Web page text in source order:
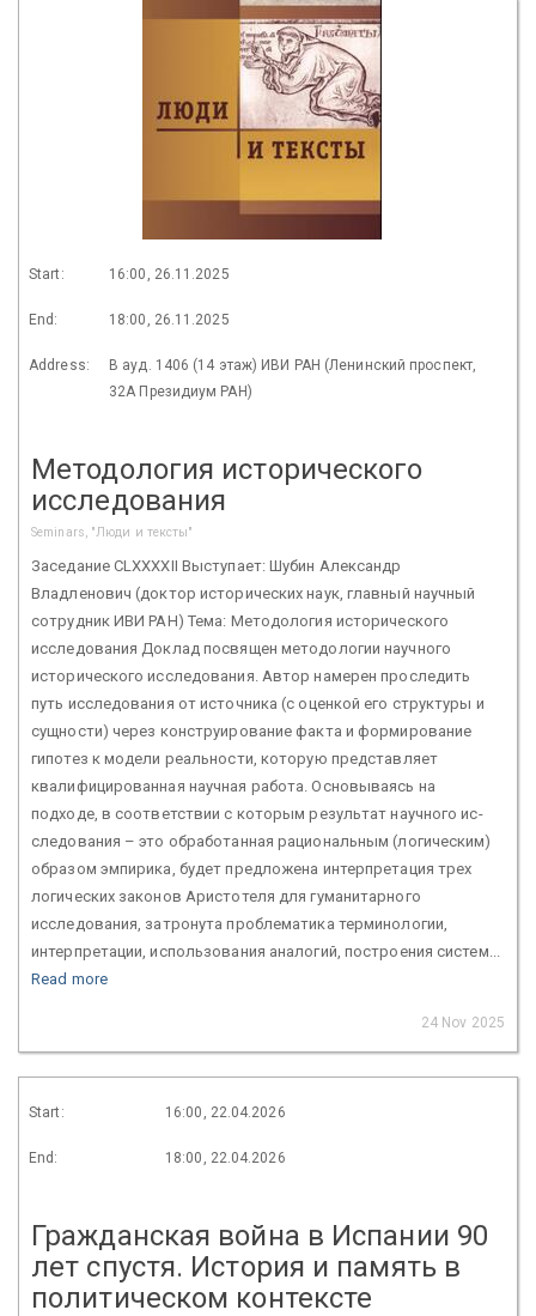
Start: 16:00, 26.11.2025
End: 18:00, 26.11.2025
Address:
В ауд. 1406 (14 этаж) ИВИ РАН (Ленинский проспект,
32А Президиум РАН)
Методология исторического
исследования
Seminars, "Люди и тексты"
Заседание CLXXXХII Выступает: Шубин Александр
Владленович (доктор исторических наук, главный научный
сотрудник ИВИ РАН) Тема: Методология исторического
исследования Доклад посвящен методологии научного
исторического исследования. Автор намерен проследить
путь исследования от источника (с оценкой его структуры и
сущности) через конструирование факта и формирование
гипотез к модели реальности, которую представляет
квалифицированная научная работа. Основываясь на
подходе, в соответствии с которым результат научного ис-
следования – это обработанная рациональным (логическим)
образом эмпирика, будет предложена интерпретация трех
логических законов Аристотеля для гуманитарного
исследования, затронута проблематика терминологии,
интерпретации, использования аналогий, построения систем...
Read more
24 Nov 2025
Start: 16:00, 22.04.2026
End: 18:00, 22.04.2026
Гражданская война в Испании 90
лет спустя. История и память в
политическом контексте